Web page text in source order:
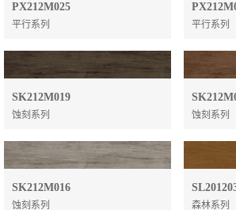
PX212M025
平行系列 平行系列
SK212M019
蚀刻系列 蚀刻系列
SK212M016
蚀刻系列 森林系列